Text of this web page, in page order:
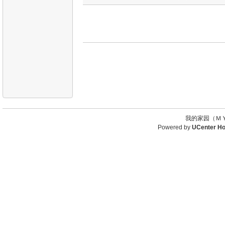
我的家园（
Powered by UCenter